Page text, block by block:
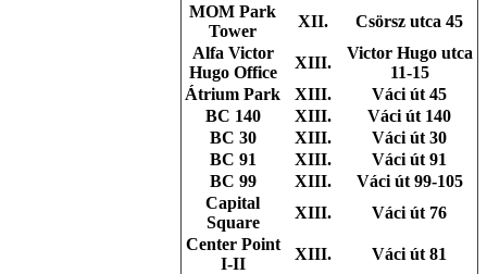
MOM Park
Tower
XII.
Csörsz utca 45
Alfa Victor
Hugo Office
XIII.
Victor Hugo utca
11-15
Átrium Park
XIII.
Váci út 45
BC 140
XIII.
Váci út 140
BC 30
XIII.
Váci út 30
BC 91
XIII.
Váci út 91
BC 99
XIII.
Váci út 99-105
Capital
Square
XIII.
Váci út 76
Center Point
I-II
XIII.
Váci út 81